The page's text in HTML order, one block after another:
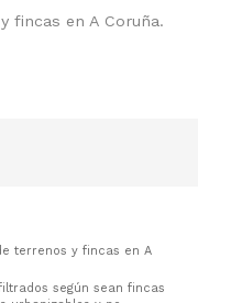
fincas en A Coruña.
terrenos y fincas en A
según sean fincas